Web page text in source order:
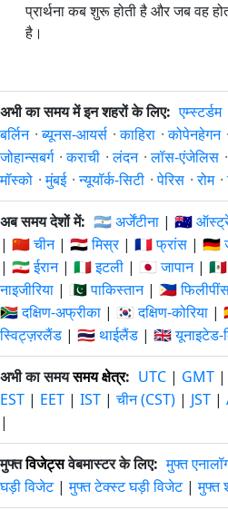
प्रार्थना कब शुरू होती है और जब वह
है।
अभी का समय में इन शहरों के लिए: एम्स्टर्डम
बर्लिन ·ब्यूनस-आयर्स ·काहिरा ·कोपेनहेगन
जोहान्सबर्ग ·कराची ·लंदन ·लॉस-एंजेलिस
मॉस्को ·मुंबई ·न्यूयॉर्क-सिटी ·पेरिस ·रोम ·
अब समय देशों में: 🇦🇷 अर्जेंटीना | 🇦🇺
| 🇨🇳 चीन| 🇪🇬 मिस्र| 🇫🇷 फ्रांस | 🇩🇪
| 🇮🇷 ईरान| 🇮🇹 इटली | 🇯🇵 जापान| 🇲🇽
नाइजीरिया | 🇵🇰 पाकिस्तान| 🇵🇭
🇿🇦 दक्षिण-अफ्रीका | 🇰🇷 दक्षिण-कोरिया |
स्विट्ज़रलैंड | 🇹🇭 थाईलैंड | 🇬🇧 यूनाइटेड-
अभी का समयसमय क्षेत्र: UTC | GMT |
EST | EET | IST |चीन (CST) | JST |
|
मुफ्तविजेट्सवेबमास्टर के लिए: मुफ्त
घड़ी विजेट|मुफ्त टेक्स्ट घड़ी विजेट|मुफ्त